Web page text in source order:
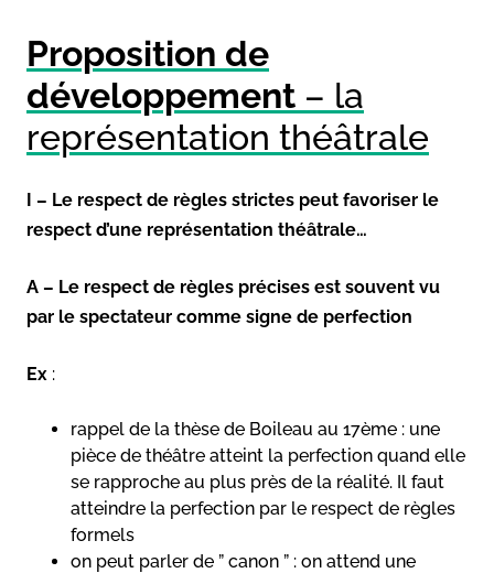
Proposition de
développement – la
représentation théâtrale
I – Le respect de règles strictes peut favoriser le
respect d’une représentation théâtrale…
A – Le respect de règles précises est souvent vu
par le spectateur comme signe de perfection
Ex :
rappel de la thèse de Boileau au 17ème : une
pièce de théâtre atteint la perfection quand elle
se rapproche au plus près de la réalité. Il faut
atteindre la perfection par le respect de règles
formels
on peut parler de ” canon ” : on attend une